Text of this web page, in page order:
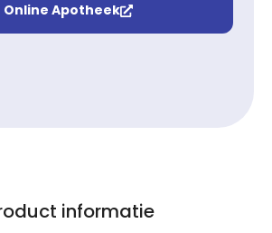
Online Apotheek
informatie